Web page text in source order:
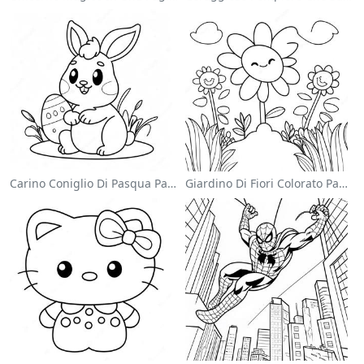
Carino Coniglio Di Pasqua Pagina Da Colorare Giardino Di Fiori Colorato Pagina Da Colorare